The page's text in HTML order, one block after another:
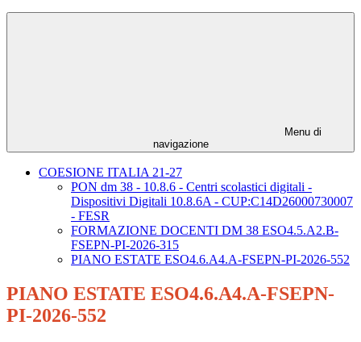
Menu di
navigazione
COESIONE ITALIA 21-27
PON dm 38 - 10.8.6 - Centri scolastici digitali -
Dispositivi Digitali 10.8.6A - CUP:C14D26000730007
- FESR
FORMAZIONE DOCENTI DM 38 ESO4.5.A2.B-
FSEPN-PI-2026-315
PIANO ESTATE ESO4.6.A4.A-FSEPN-PI-2026-552
PIANO ESTATE ESO4.6.A4.A-FSEPN-
PI-2026-552